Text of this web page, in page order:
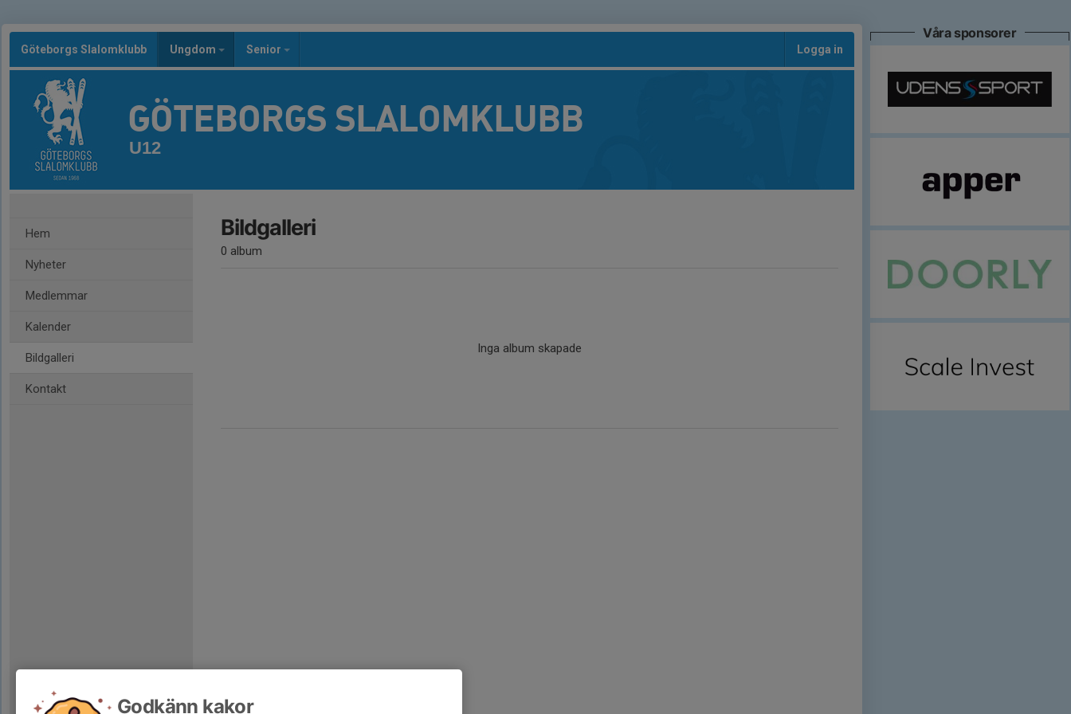
Göteborgs Slalomklubb Ungdom Senior Logga in
GÖTEBORGS SLALOMKLUBB
U12
Hem
Nyheter
Medlemmar
Kalender
Bildgalleri
Kontakt
Bildgalleri
0 album
Inga album skapade
Våra sponsorer
Godkänn kakor